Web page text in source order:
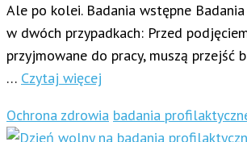
Ale po kolei. Badania wstępne
w dwóch przypadkach: Przed
przyjmowane do pracy, muszą przejść
… Czytaj więcej
Ochrona zdrowia badania